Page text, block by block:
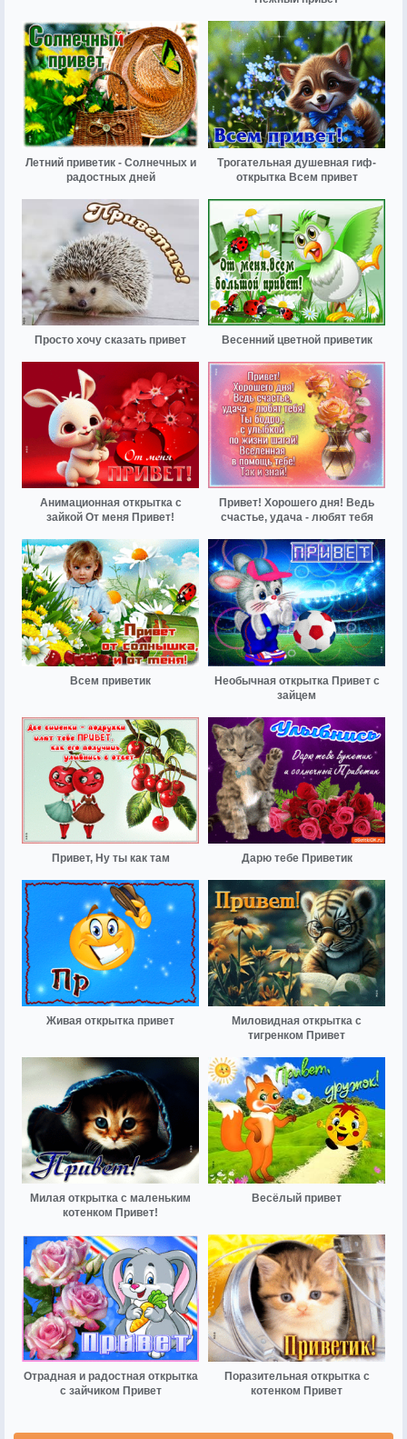
Летний приветик - Солнечных и
радостных дней
Трогательная душевная гиф-
открытка Всем привет
Просто хочу сказать привет Весенний цветной приветик
Анимационная открытка с
зайкой От меня Привет!
Привет! Хорошего дня! Ведь
счастье, удача - любят тебя
Всем приветик
Необычная открытка Привет с
зайцем
Привет, Ну ты как там Дарю тебе Приветик
Живая открытка привет
Миловидная открытка с
тигренком Привет
Милая открытка с маленьким
котенком Привет!
Весёлый привет
Отрадная и радостная открытка
с зайчиком Привет
Поразительная открытка с
котенком Привет